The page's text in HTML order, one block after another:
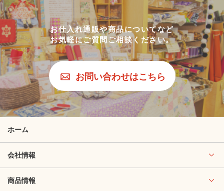
お仕入れ通販や商品についてなど
お気軽にご質問ご相談ください。
お問い合わせはこちら
ホーム
会社情報
商品情報